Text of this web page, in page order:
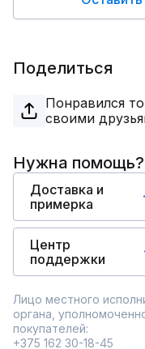
Поделиться
Понравился
своими
Нужна помощь?
Доставка и
примерка
Центр
поддержки
Лицо местного
органа,
покупателей:
+375 162 30-18-45